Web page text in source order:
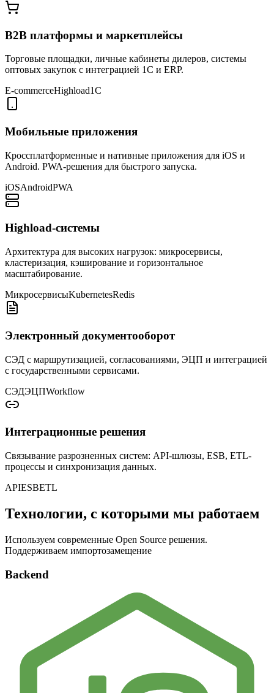
B2B платформы и маркетплейсы
Торговые площадки, личные кабинеты дилеров, системы
оптовых закупок с интеграцией 1С и ERP.
E-commerceHighload1С
Мобильные приложения
Кроссплатформенные и нативные приложения для iOS и
Android. PWA-решения для быстрого запуска.
iOSAndroidPWA
Highload-системы
Архитектура для высоких нагрузок: микросервисы,
кластеризация, кэширование и горизонтальное
масштабирование.
МикросервисыKubernetesRedis
Электронный документооборот
СЭД с маршрутизацией, согласованиями, ЭЦП и интеграцией
с государственными сервисами.
СЭДЭЦПWorkflow
Интеграционные решения
Связывание разрозненных систем: API-шлюзы, ESB, ETL-
процессы и синхронизация данных.
APIESBETL
Технологии, с которыми мы работаем
Используем современные Open Source решения.
Поддерживаем импортозамещение
Backend